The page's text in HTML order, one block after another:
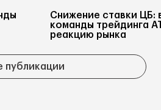
Снижение ставки ЦБ:
команды трейдинга
реакцию рынка
публикации